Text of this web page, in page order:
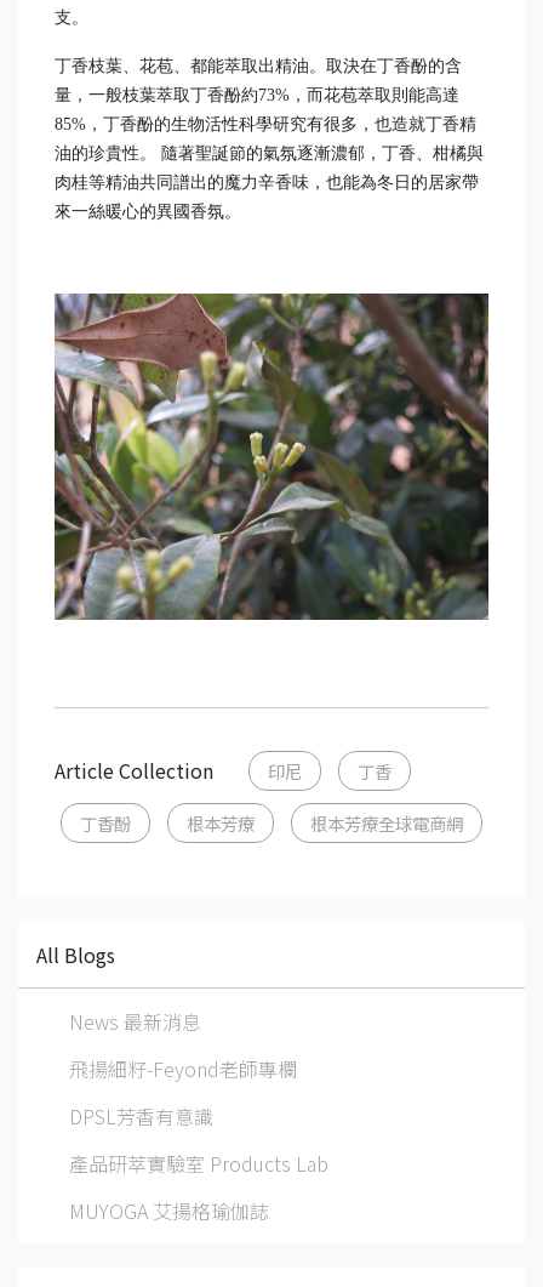
支。
丁香枝葉、花苞、都能萃取出精油。取決在丁香酚的含
量，一般枝葉萃取丁香酚約73%，而花苞萃取則能高達
85%，丁香酚的生物活性科學研究有很多，也造就丁香精
油的珍貴性。 隨著聖誕節的氣氛逐漸濃郁，丁香、柑橘與
肉桂等精油共同譜出的魔力辛香味，也能為冬日的居家帶
來一絲暖心的異國香氛。
Article Collection 印尼 丁香
丁香酚 根本芳療 根本芳療全球電商網
All Blogs
News 最新消息
飛揚細籽-Feyond老師專欄
DPSL芳香有意識
產品研萃實驗室 Products Lab
MUYOGA 艾揚格瑜伽誌